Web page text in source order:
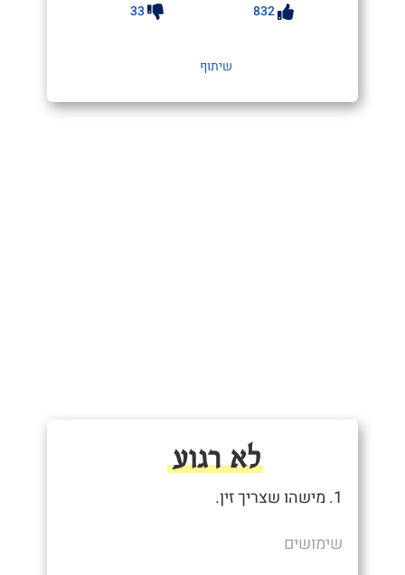
832
33
שיתוף
לא רגוע
1. מישהו שצריך זין.
שימושים